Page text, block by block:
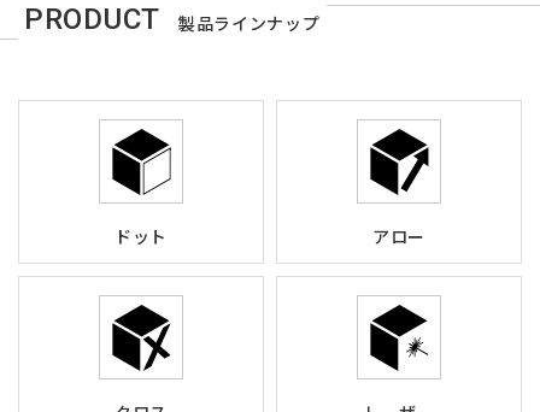
PRODUCT 製品ラインナップ
ドット アロー